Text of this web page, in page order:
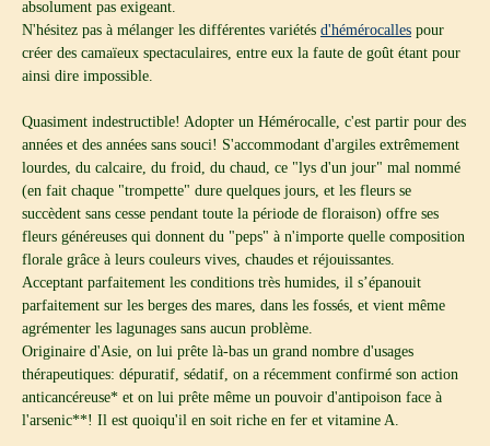
absolument pas exigeant.
N'hésitez pas à mélanger les différentes variétés d'hémérocalles pour
créer des camaïeux spectaculaires, entre eux la faute de goût étant pour
ainsi dire impossible.
Quasiment indestructible! Adopter un Hémérocalle, c'est partir pour des
années et des années sans souci! S'accommodant d'argiles extrêmement
lourdes, du calcaire, du froid, du chaud, ce "lys d'un jour" mal nommé
(en fait chaque "trompette" dure quelques jours, et les fleurs se
succèdent sans cesse pendant toute la période de floraison) offre ses
fleurs généreuses qui donnent du "peps" à n'importe quelle composition
florale grâce à leurs couleurs vives, chaudes et réjouissantes.
Acceptant parfaitement les conditions très humides, il s’épanouit
parfaitement sur les berges des mares, dans les fossés, et vient même
agrémenter les lagunages sans aucun problème.
Originaire d'Asie, on lui prête là-bas un grand nombre d'usages
thérapeutiques: dépuratif, sédatif, on a récemment confirmé son action
anticancéreuse* et on lui prête même un pouvoir d'antipoison face à
l'arsenic**! Il est quoiqu'il en soit riche en fer et vitamine A.